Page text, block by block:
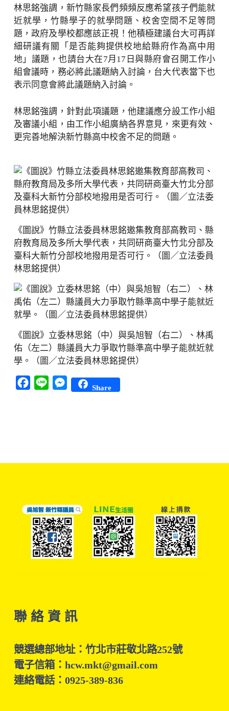
林思銘強調，新竹縣家長們頻頻反應希望孩子們能就
近就學，竹縣學子的就學問題、校舍空間不足等問
題，政府及學校都應該正視！他積極建議台大可再詳
細研議有關「是否能夠提供校地給縣府作為高中用
地」議題，也請台大在7月17日與縣府會召開工作小
組會議時，務必將此議題納入討論，台大代表當下也
表示同意會將此議題納入討論。
林思銘強調，針對此項議題，他建議應分設工作小組
及審議小組，由工作小組廣納各界意見，來更有效、
更完善地解決新竹縣高中校舍不足的問題。
《圖說》竹縣立法委員林思銘邀集教育部高教司、縣
府教育局及多所大學代表，共同研商臺大竹北分部及
臺科大新竹分部校地撥用是否可行。（圖／立法委員
林思銘提供）
《圖說》立委林思銘（中）與吳旭智（右二）、林禹
佑（左二）縣議員大力爭取竹縣準高中學子能就近就
學。（圖／立法委員林思銘提供）
Facebook
Line Messenger
Share
聯 絡 資 訊
競選總部地址：竹北市莊敬北路252號
電子信箱：hcw.mkt@gmail.com
連絡電話：0925-389-836